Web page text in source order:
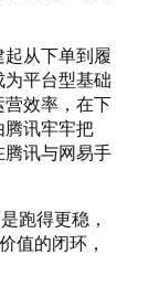
从下单到履
平台型基础
效率，在下
讯牢牢把
讯与网易手
跑得更稳，
值的闭环，